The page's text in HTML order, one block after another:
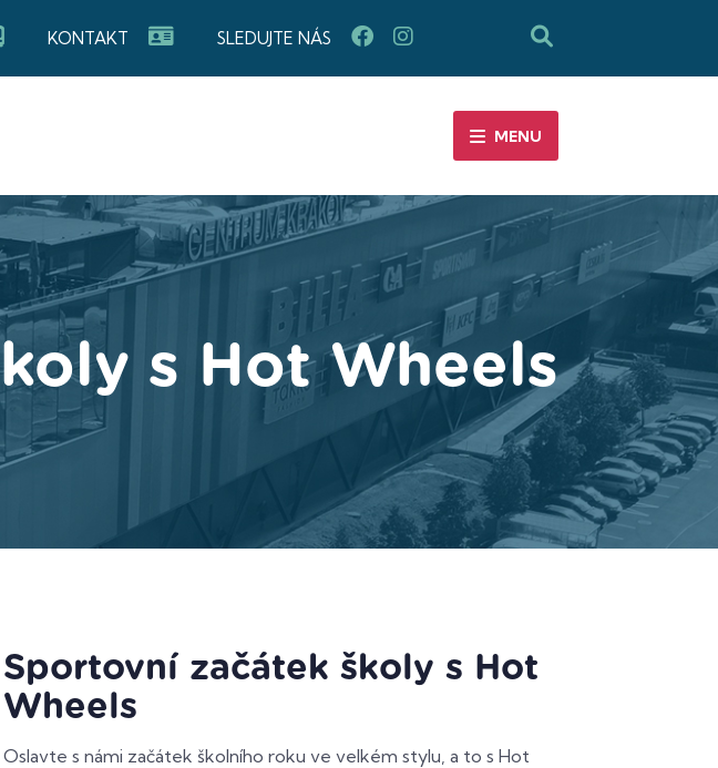
KONTAKT SLEDUJTE NÁS
MENU
s Hot Wheels
Sportovní začátek školy s Hot
Wheels
Oslavte s námi začátek školního roku ve velkém stylu, a to s Hot